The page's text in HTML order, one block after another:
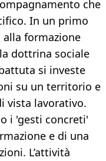
che
In un primo
formazione
dottrina sociale
si investe
su un territorio e
vista lavorativo.
i 'gesti concreti'
e di una
L’attività